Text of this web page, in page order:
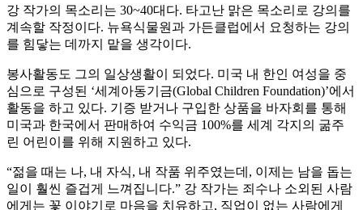
강 작가의 목소리는 30~40대다. 타고난 맑은 목소리로 강의를
계속할 작정이다. 뉴욕식물원과 가든클럽에서 요청하는 강의
를 힘닿는 데까지 맡을 생각이다.
봉사활동도 그의 일상생활이 되었다. 미국 내 한인 여성을 중
심으로 구성된 ‘세계아동기금(Global Children Foundation)’에서
활동을 하고 있다. 기증 받거나 구입한 상품을 바자회를 통해
미국과 한국에서 판매하여 수익금 100%를 세계 각지의 굶주
린 어린이를 위해 지원하고 있다.
“젊을 때는 나, 내 자식, 내 작품 위주였는데, 이제는 남을 돕는
일이 훨씬 즐겁게 느껴집니다.” 강 작가는 죄수나 소외된 사람
에게는 꽃 이야기로 마음을 치유하고, 직업이 없는 사람에게